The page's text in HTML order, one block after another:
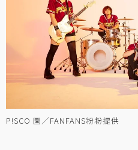
P!SCO 圖／FANFANS粉粉提供